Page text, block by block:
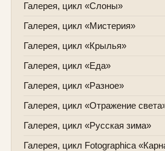
Галерея, цикл «Слоны»
Галерея, цикл «Мистерия»
Галерея, цикл «Крылья»
Галерея, цикл «Еда»
Галерея, цикл «Разное»
Галерея, цикл «Отражение
Галерея, цикл «Русская зима»
Галерея, цикл Fotographica